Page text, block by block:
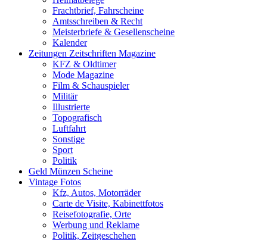
Frachtbrief, Fahrscheine
Amtsschreiben & Recht
Meisterbriefe & Gesellenscheine
Kalender
Zeitungen Zeitschriften Magazine
KFZ & Oldtimer
Mode Magazine
Film & Schauspieler
Militär
Illustrierte
Topografisch
Luftfahrt
Sonstige
Sport
Politik
Geld Münzen Scheine
Vintage Fotos
Kfz, Autos, Motorräder
Carte de Visite, Kabinettfotos
Reisefotografie, Orte
Werbung und Reklame
Politik, Zeitgeschehen